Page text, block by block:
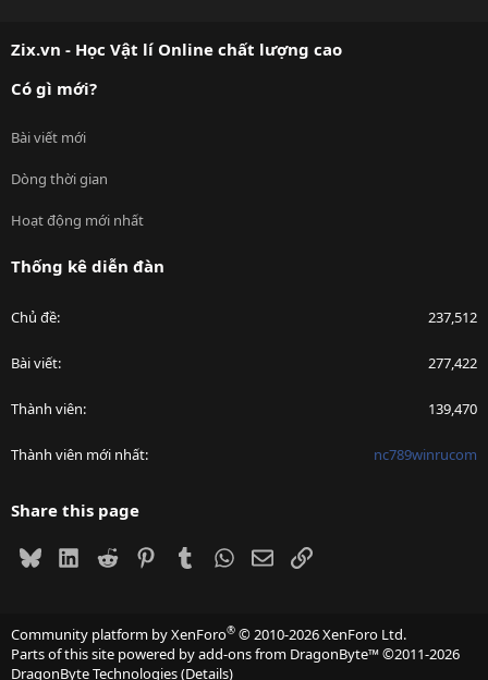
Zix.vn - Học Vật lí Online chất lượng cao
Có gì mới?
Bài viết mới
Dòng thời gian
Hoạt động mới nhất
Thống kê diễn đàn
Chủ đề 237,512
Bài viết 277,422
Thành viên 139,470
Thành viên mới nhất nc789winrucom
Share this page
BlueskyLinkedIn
Reddit PinterestTumblrWhatsApp
EmailLink
Community platform by XenForo® © 2010-2026 XenForo Ltd.
Parts of this site powered byadd-ons from DragonByte™©2011-2026
DragonByte Technologies(Details)